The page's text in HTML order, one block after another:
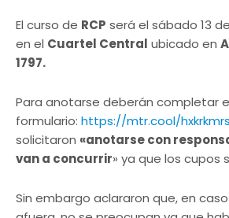
El curso de RCP será el sábado 13
en el Cuartel Central ubicado en
1797.
Para anotarse deberán completar
formulario: https://mtr.cool/
solicitaron «anotarse con
van a concurrir» ya que los cupos
Sin embargo aclararon que, en